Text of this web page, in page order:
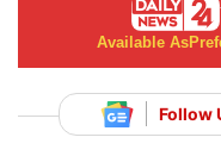
Available As
Follow